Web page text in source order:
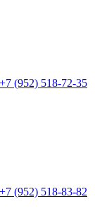
+7 (952) 518-72-35
+7 (952) 518-83-82